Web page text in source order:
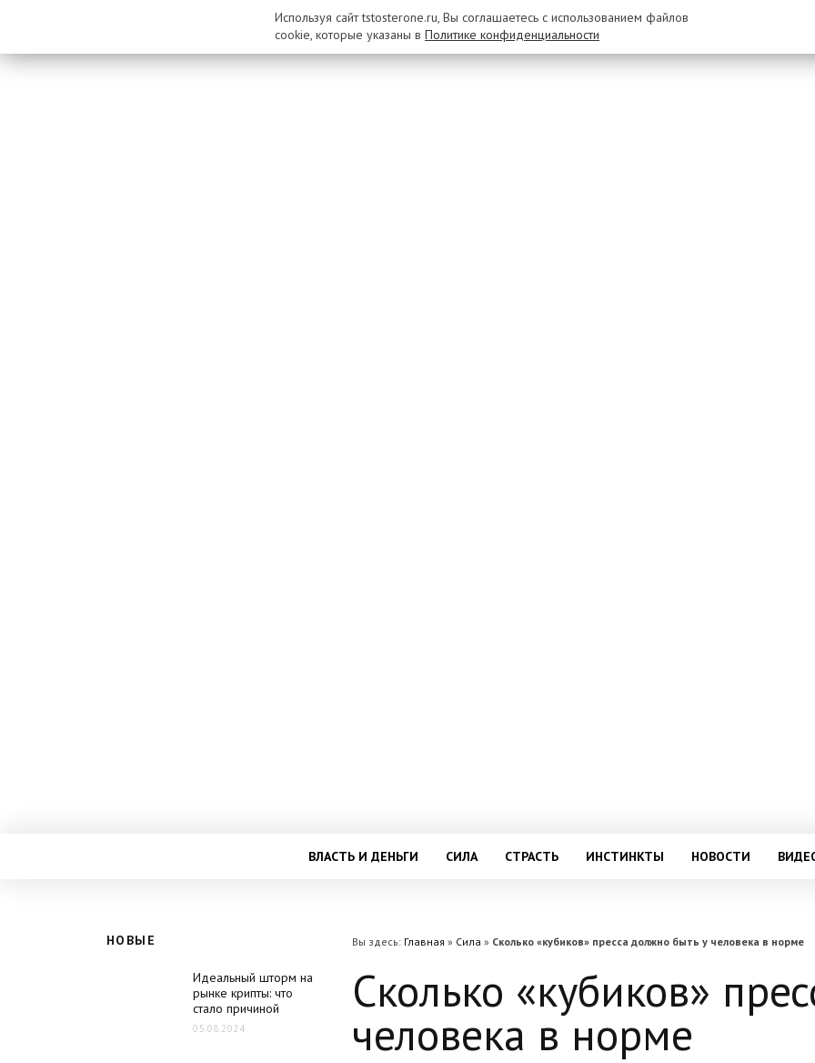
ВЛАСТЬ И ДЕНЬГИ СИЛА СТРАСТЬ ИНСТИНКТЫ НОВОСТИ
НОВЫЕ
Идеальный шторм на
рынке крипты: что
стало причиной
05.08.2024
Вы здесь: Главная » Сила » Сколько «кубиков» пресса должно быть у человека в норме
Сколько «кубиков»
человека в норме
Используя сайт tstosterone.ru, Вы соглашаетесь с использованием файлов
cookie, которые указаны в Политике конфиденциальности